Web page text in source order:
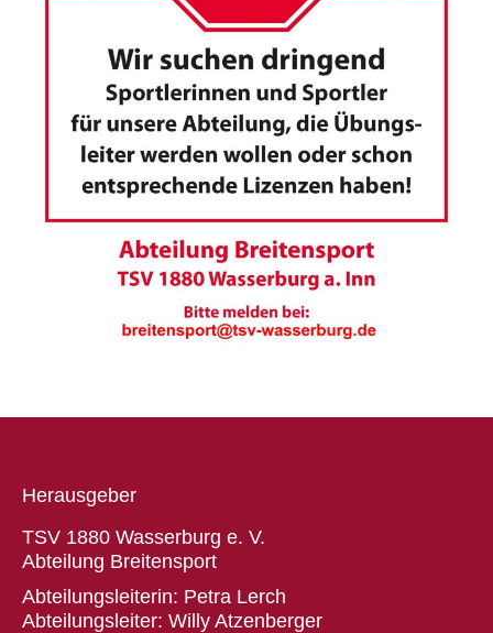
Herausgeber
TSV 1880 Wasserburg e. V.
Abteilung Breitensport
Abteilungsleiterin: Petra Lerch
Abteilungsleiter: Willy Atzenberger